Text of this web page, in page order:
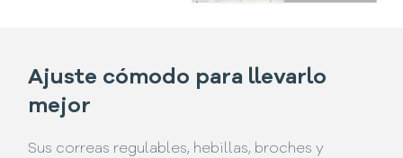
Ajuste cómodo para llevarlo
mejor
Sus correas regulables, hebillas, broches y